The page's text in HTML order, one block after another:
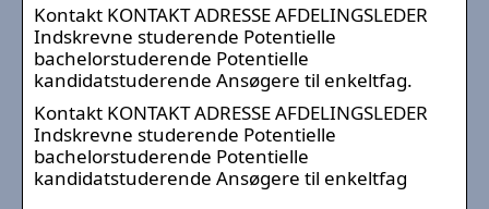
Kontakt KONTAKT ADRESSE AFDELINGSLEDER
Indskrevne studerende Potentielle
bachelorstuderende Potentielle
kandidatstuderende Ansøgere til enkeltfag.
Kontakt KONTAKT ADRESSE AFDELINGSLEDER
Indskrevne studerende Potentielle
bachelorstuderende Potentielle
kandidatstuderende Ansøgere til enkeltfag